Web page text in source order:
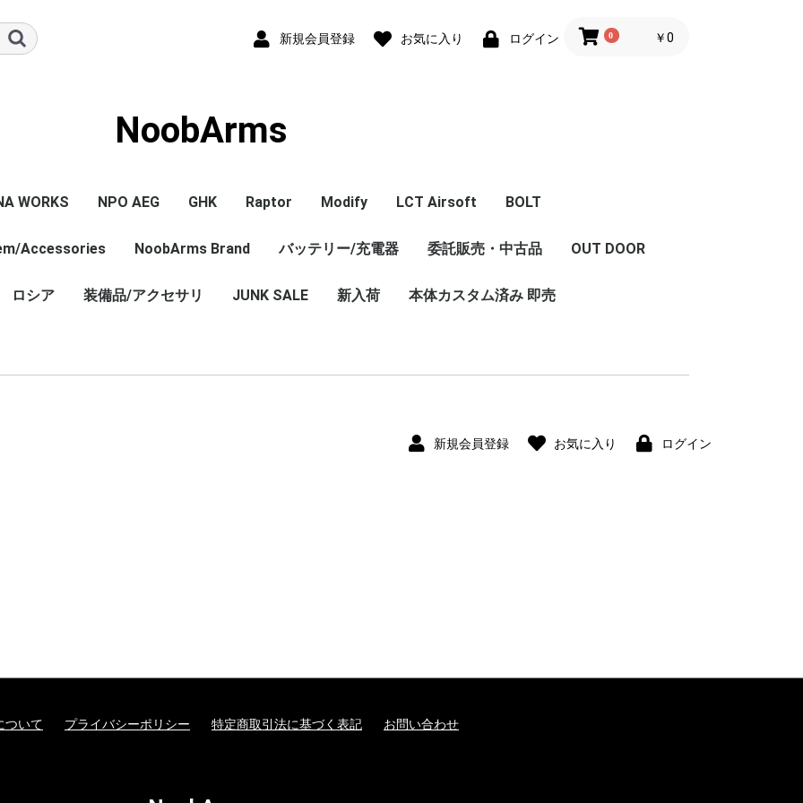
新規会員登録 お気に入り ログイン 0 ￥0
NoobArms
WORKS
本体
/アクセサリー
ン
サリー
NPO AEG
NPO内部カスタム
エアガン本体
マガジン
パーツ
その他
GHK
GHK GBB 本体
CO2マガジン
パーツ
Raptor
エアガン本体
パーツ
Modify
エアガン本体
マガジン
パーツ
LCT Airsoft
エアガン本体
フロントキット
コンバージョンキット
マガジン
Z Series Parts
ハンドガード/グリッ
ストック
セット
ハンドガード/レイル
グリップ
フロント周辺パーツ
レシーバー周辺パーツ
インナーパーツ
LCT 限定商品
内部カスタム
BOLT
Accessories NoobArms Brand
Original sticker
Original item
Vintage・Weathering
AK Custom
バッテリー/充電器 委託販売・中古品 OUT DOOR
ロシア 装備品/アクセサリ JUNK SALE 新入荷 本体カスタム済み 即売
新規会員登録 お気に入り ログイン
ついて プライバシーポリシー 特定商取引法に基づく表記 お問い合わせ